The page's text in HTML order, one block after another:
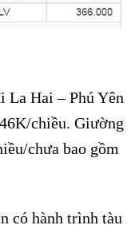
La Hai – Phú Yên
chiều. Giường
chưa bao gồm
có hành trình tàu